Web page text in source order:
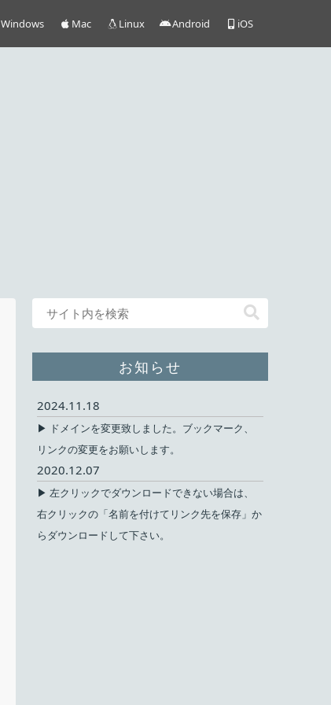
Windows Mac Linux Android iOS
お知らせ
2024.11.18
▶ ドメインを変更致しました。ブックマーク、
リンクの変更をお願いします。
2020.12.07
▶ 左クリックでダウンロードできない場合は、
右クリックの「名前を付けてリンク先を保存」か
らダウンロードして下さい。